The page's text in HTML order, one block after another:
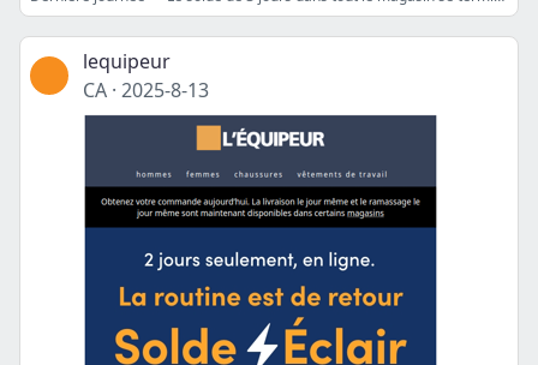
lequipeur
CA · 2025-8-13